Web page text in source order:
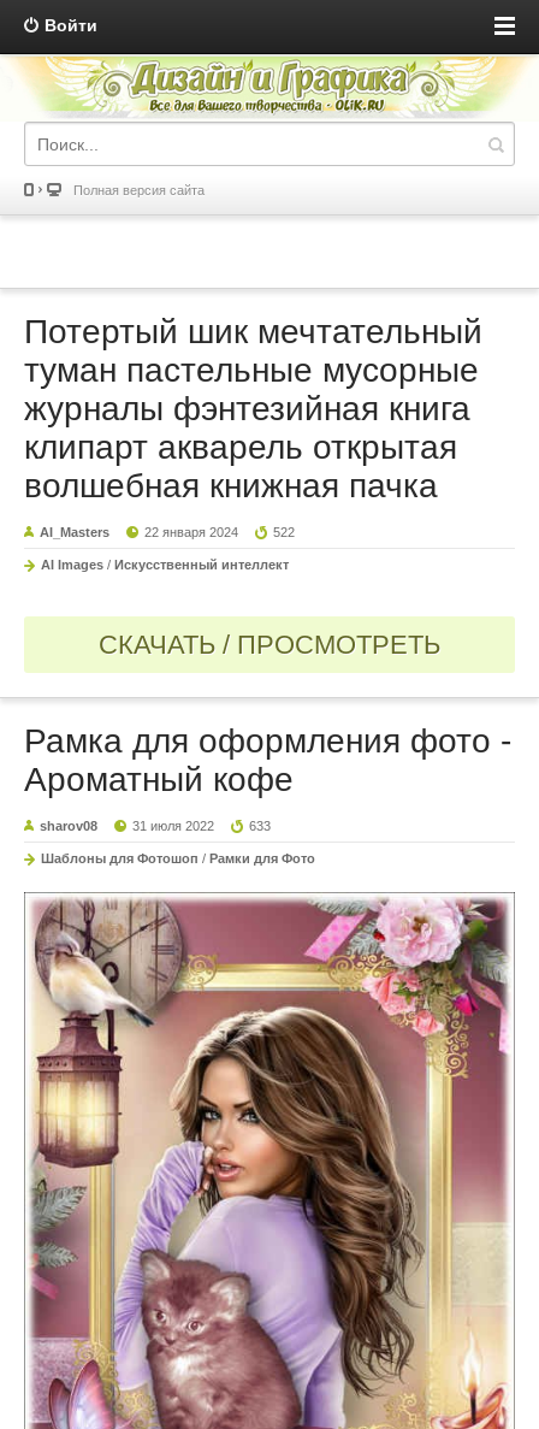
Войти
Полная версия сайта
Потертый шик мечтательный
туман пастельные мусорные
журналы фэнтезийная книга
клипарт акварель открытая
волшебная книжная пачка
AI_Masters 22 января 2024 522
AI Images / Искусственный интеллект
СКАЧАТЬ / ПРОСМОТРЕТЬ
Рамка для оформления фото -
Ароматный кофе
sharov08 31 июля 2022 633
Шаблоны для Фотошоп / Рамки для Фото